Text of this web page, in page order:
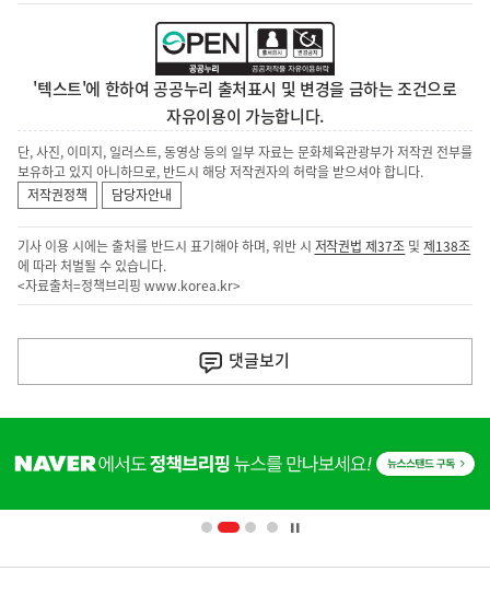
'텍스트'에 한하여 공공누리 출처표시 및 변경을 금하는 조건으로
자유이용이 가능합니다.
단, 사진, 이미지, 일러스트, 동영상 등의 일부 자료는 문화체육관광부가 저작권 전부를
보유하고 있지 아니하므로, 반드시 해당 저작권자의 허락을 받으셔야 합니다.
저작권정책
담당자안내
기사 이용 시에는 출처를 반드시 표기해야 하며, 위반 시 저작권법 제37조 및제138조
에 따라 처벌될 수 있습니다.
<자료출처=정책브리핑 www.korea.kr>
다
음
기
댓글보기
단
영